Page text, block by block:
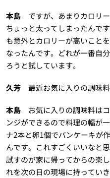
本島ですが、あまりカロリー
ちょっと太ってしまったんで
も意外とカロリーが高いこと
なったんです。どれが一番自
ろうと試しています。
久芳最近お気に入りの調味料
本島お気に入りの調味料はコ
ンジができるので料理の幅が
ナ2本と卵1個でパンケーキが
んです。これすごくいいなと
試すのが家に帰ってからの楽
れを次の日の現場に持っていき